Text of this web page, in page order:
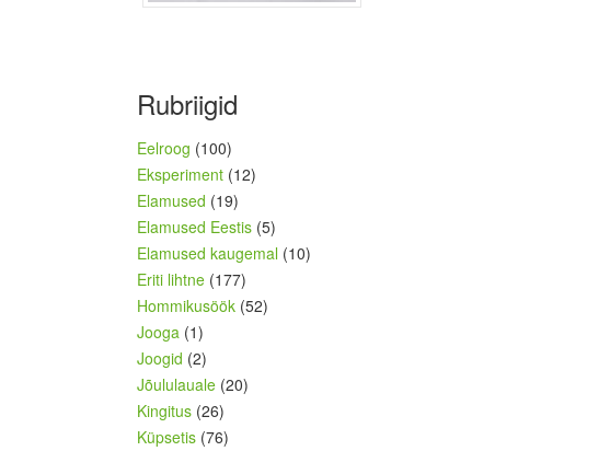
Rubriigid
Eelroog (100)
Eksperiment (12)
Elamused (19)
Elamused Eestis (5)
Elamused kaugemal (10)
Eriti lihtne (177)
Hommikusöök (52)
Jooga (1)
Joogid (2)
Jõululauale (20)
Kingitus (26)
Küpsetis (76)